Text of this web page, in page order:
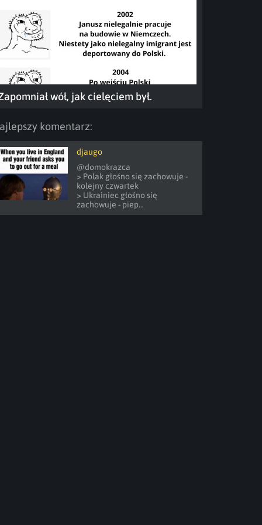
wół, jak cielęciem był.
komentarz:
djaugo
@domokrazca
> Polak głośno się zachowuje -
kolejny czwartek
> Ukrainiec głośno się
zachowuje - piep...